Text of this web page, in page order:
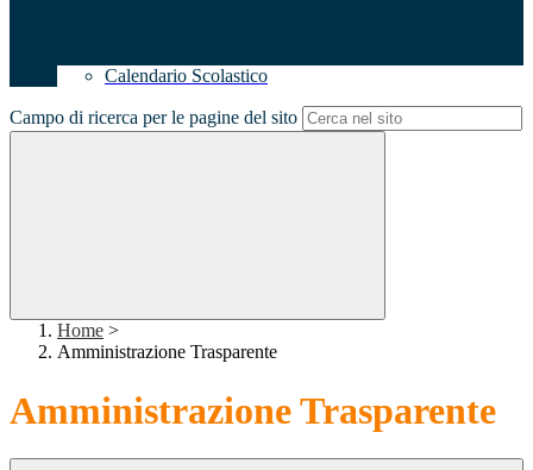
Calendario Scolastico
Campo di ricerca per le pagine del sito
Home >
Amministrazione Trasparente
Amministrazione Trasparente